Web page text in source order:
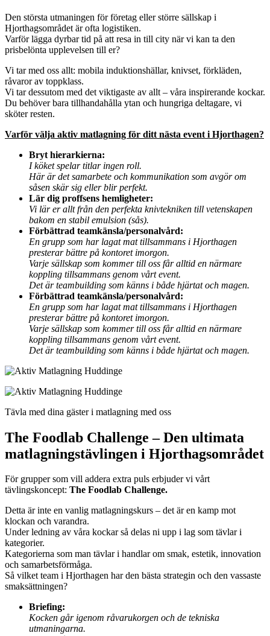
Den största utmaningen för företag eller större sällskap i
Hjorthagsområdet är ofta logistiken.
Varför lägga dyrbar tid på att resa in till city när vi kan ta den
prisbelönta upplevelsen till er?
Vi tar med oss allt: mobila induktionshällar, knivset, förkläden,
råvaror av toppklass.
Vi tar dessutom med det viktigaste av allt – våra inspirerande kockar.
Du behöver bara tillhandahålla ytan och hungriga deltagare, vi
sköter resten.
Varför välja aktiv matlagning för ditt nästa event i Hjorthagen?
Bryt hierarkierna:
I köket spelar titlar ingen roll.
Här är det samarbete och kommunikation som avgör om
såsen skär sig eller blir perfekt.
Lär dig proffsens hemligheter:
Vi lär er allt från den perfekta knivtekniken till vetenskapen
bakom en stabil emulsion (sås).
Förbättrad teamkänsla/personalvård:
En grupp som har lagat mat tillsammans i Hjorthagen
presterar bättre på kontoret imorgon.
Varje sällskap som kommer till oss får alltid en närmare
koppling tillsammans genom vårt event.
Det är teambuilding som känns i både hjärtat och magen.
Förbättrad teamkänsla/personalvård:
En grupp som har lagat mat tillsammans i Hjorthagen
presterar bättre på kontoret imorgon.
Varje sällskap som kommer till oss får alltid en närmare
koppling tillsammans genom vårt event.
Det är teambuilding som känns i både hjärtat och magen.
Tävla med dina gäster i matlagning med oss
The Foodlab Challenge – Den ultimata
matlagningstävlingen i Hjorthagsområdet
För grupper som vill addera extra puls erbjuder vi vårt
tävlingskoncept: The Foodlab Challenge.
Detta är inte en vanlig matlagningskurs – det är en kamp mot
klockan och varandra.
Under ledning av våra kockar så delas ni upp i lag som tävlar i
kategorier.
Kategorierna som man tävlar i handlar om smak, estetik, innovation
och samarbetsförmåga.
Så vilket team i Hjorthagen har den bästa strategin och den vassaste
smaksättningen?
Briefing:
Kocken går igenom råvarukorgen och de tekniska
utmaningarna.